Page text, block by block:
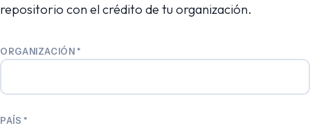
repositorio con el crédito de tu organización.
ORGANIZACIÓN*
PAÍS*